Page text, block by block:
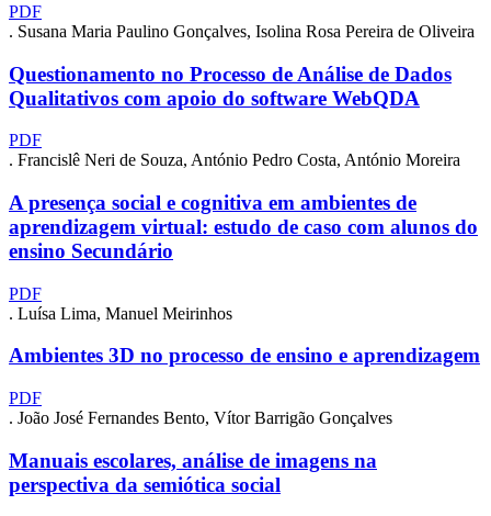
PDF
. Susana Maria Paulino Gonçalves, Isolina Rosa Pereira de Oliveira
Questionamento no Processo de Análise de Dados
Qualitativos com apoio do software WebQDA
PDF
. Francislê Neri de Souza, António Pedro Costa, António Moreira
A presença social e cognitiva em ambientes de
aprendizagem virtual: estudo de caso com alunos do
ensino Secundário
PDF
. Luísa Lima, Manuel Meirinhos
Ambientes 3D no processo de ensino e aprendizagem
PDF
. João José Fernandes Bento, Vítor Barrigão Gonçalves
Manuais escolares, análise de imagens na
perspectiva da semiótica social